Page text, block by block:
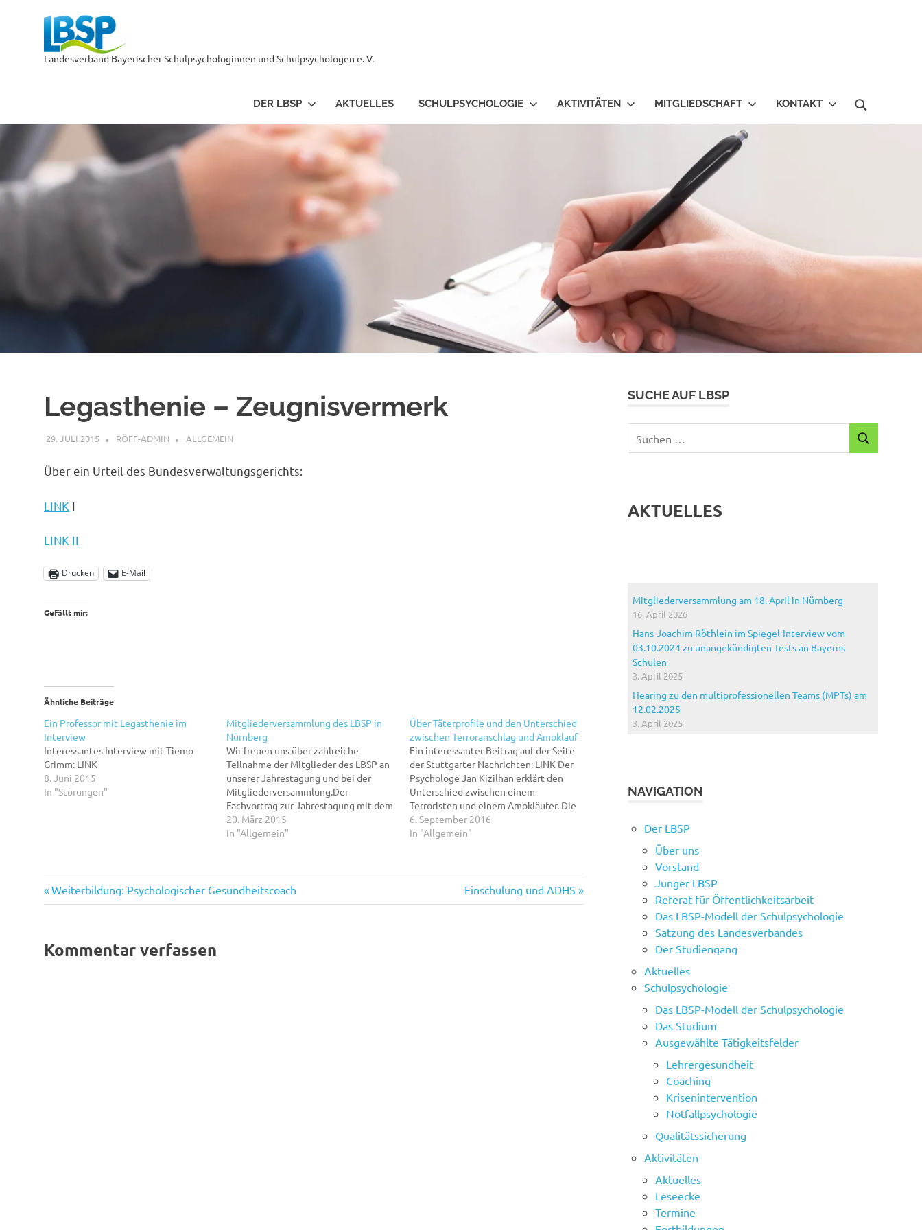
Zum
springen
Landesverband Bayerischer Schulpsychologinnen und Schulpsychologen e. V.
DER LBSP AKTUELLES SCHULPSYCHOLOGIE AKTIVITÄTEN MITGLIEDSCHAFT KONTAKT
Legasthenie – Zeugnisvermerk
29. JULI 2015 RÖFF-ADMIN ALLGEMEIN
Über ein Urteil des Bundesverwaltungsgerichts:
LINK I
LINK II
Drucken E-Mail
Gefällt mir:
Ähnliche Beiträge
Ein Professor mit Legasthenie im
Interview
Interessantes Interview mit Tiemo
Grimm: LINK
8. Juni 2015
In "Störungen"
Mitgliederversammlung des LBSP in
Nürnberg
Wir freuen uns über zahlreiche
Teilnahme der Mitglieder des LBSP an
unserer Jahrestagung und bei der
Mitgliederversammlung.Der
Fachvortrag zur Jahrestagung mit dem
Thema „Junge traumatisierte
Flüchtlinge im Schulalltag“ von Frau
beraterischer Sicht intensiv
diskutieren wollen. Frau Abdallah-
Steinkopff ist Mitarbeiterin…
20. März 2015
In "Allgemein"
Über Täterprofile und den Unterschied
zwischen Terroranschlag und Amoklauf
Ein interessanter Beitrag auf der Seite
der Stuttgarter Nachrichten: LINK Der
Psychologe Jan Kizilhan erklärt den
Unterschied zwischen einem
Terroristen und einem Amokläufer. Die
derzeit gehäuften Gewalttaten
erstaunen den Fachmann nicht.
zur Waffe greift und um sich schießt.
6. September 2016
In "Allgemein"
Beitragsnavigation
Vorheriger
Beitrag:
Weiterbildung: Psychologischer Gesundheitscoach
Nächster
Beitrag:
Einschulung und ADHS
Kommentar verfassen
SUCHE AUF LBSP
nach:
SUCHEN
AKTUELLES
Mitgliederversammlung am 18. April in Nürnberg
16. April 2026
Hans-Joachim Röthlein im Spiegel-Interview vom
03.10.2024 zu unangekündigten Tests an Bayerns
Schulen
3. April 2025
Hearing zu den multiprofessionellen Teams (MPTs) am
12.02.2025
3. April 2025
NAVIGATION
Der LBSP
Über uns
Vorstand
Junger LBSP
Referat für Öffentlichkeitsarbeit
Das LBSP-Modell der Schulpsychologie
Satzung des Landesverbandes
Der Studiengang
Aktuelles
Schulpsychologie
Das LBSP-Modell der Schulpsychologie
Das Studium
Ausgewählte Tätigkeitsfelder
Lehrergesundheit
Coaching
Krisenintervention
Notfallpsychologie
Qualitätssicherung
Aktivitäten
Aktuelles
Leseecke
Termine